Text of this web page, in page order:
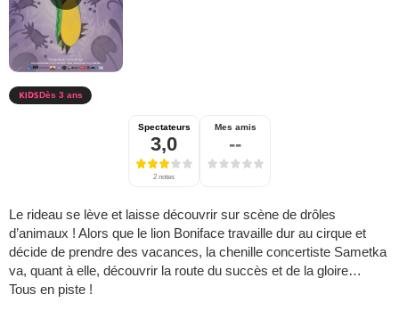
Dès 3 ans
Spectateurs
3,0
2 notes
Mes amis
--
Le rideau se lève et laisse découvrir sur scène de drôles
d’animaux ! Alors que le lion Boniface travaille dur au cirque et
décide de prendre des vacances, la chenille concertiste Sametka
va, quant à elle, découvrir la route du succès et de la gloire…
Tous en piste !